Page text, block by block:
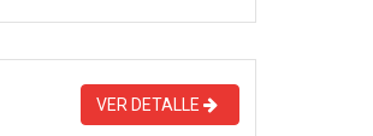
VER DETALLE